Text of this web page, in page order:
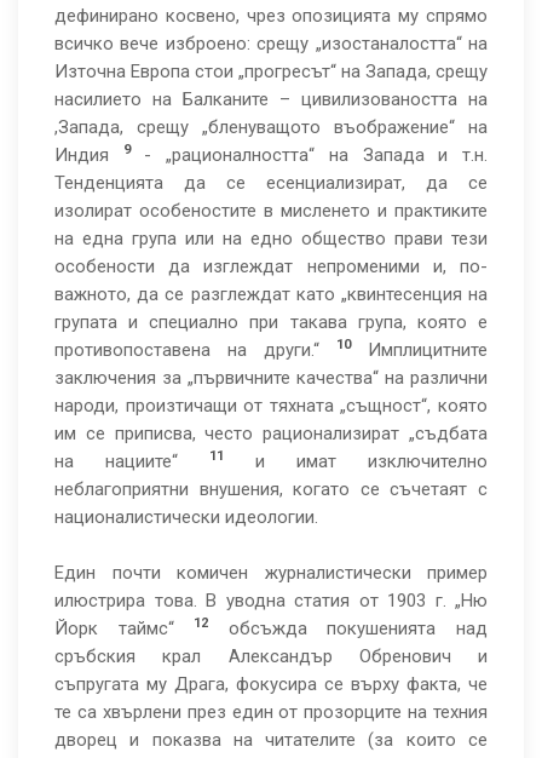
дефинирано косвено, чрез опозицията му спрямо
всичко вече изброено: срещу „изостаналостта“ на
Източна Европа стои „прогресът“ на Запада, срещу
насилието на Балканите – цивилизоваността на
,Запада, срещу „бленуващото въображение“ на
Индия
9- „рационалността“ на Запада и т.н.
Тенденцията да се есенциализират, да се
изолират особеностите в мисленето и практиките
на една група или на едно общество прави тези
особености да изглеждат непроменими и, по-
важното, да се разглеждат като „квинтесенция на
групата и специално при такава група, която е
противопоставена на други.“
10Имплицитните
заключения за „първичните качества“ на различни
народи, произтичащи от тяхната „същност“, която
им се приписва, често рационализират „съдбата
на нациите“
11
и имат изключително
неблагоприятни внушения, когато се съчетаят с
националистически идеологии.
Един почти комичен журналистически пример
илюстрира това. В уводна статия от 1903 г. „Ню
Йорк таймс“
12
обсъжда покушенията над
сръбския крал Александър Обренович и
съпругата му Драга, фокусира се върху факта, че
те са хвърлени през един от прозорците на техния
дворец и показва на читателите (за които се